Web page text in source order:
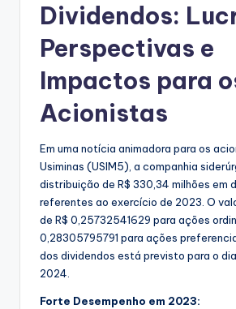
Dividendos:
Perspectivas e
Impactos para
Acionistas
Em uma notícia animadora para os
Usiminas (USIM5), a companhia
distribuição de R$ 330,34 milhões em
referentes ao exercício de 2023. O
de R$ 0,25732541629 para ações
0,28305795791 para ações
dos dividendos está previsto para o
2024.
Forte Desempenho em 2023: